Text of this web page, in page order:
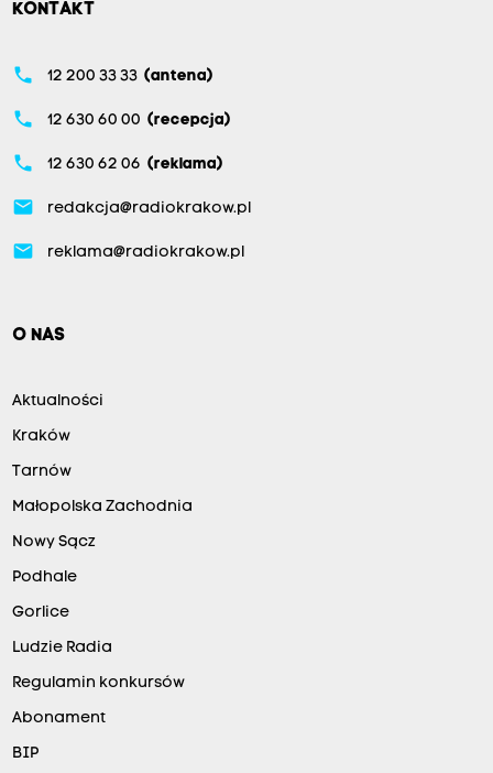
KONTAKT
phone 12 200 33 33 (antena)
phone 12 630 60 00 (recepcja)
phone 12 630 62 06 (reklama)
email redakcja@radiokrakow.pl
email reklama@radiokrakow.pl
O NAS
Aktualności
Kraków
Tarnów
Małopolska Zachodnia
Nowy Sącz
Podhale
Gorlice
Ludzie Radia
Regulamin konkursów
Abonament
BIP